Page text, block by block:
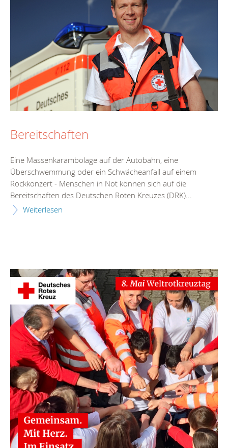
Bereitschaften
Eine Massenkarambolage auf der Autobahn, eine
Überschwemmung oder ein Schwächeanfall auf einem
Rockkonzert - Menschen in Not können sich auf die
Bereitschaften des Deutschen Roten Kreuzes (DRK)...
Weiterlesen